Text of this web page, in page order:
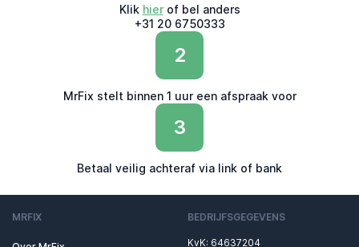
Klik hierof bel anders
+31 20 6750333
2
MrFix stelt binnen 1 uur een afspraak voor
3
Betaal veilig achteraf via link of bank
MRFIX BEDRIJFSGEGEVENS
KvK: 64637204